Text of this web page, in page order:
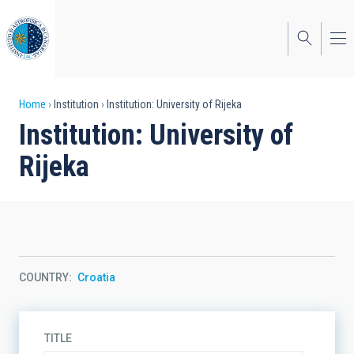
to
main
content
Breadcrumb
Home Institution Institution: University of Rijeka
Institution: University of
Rijeka
COUNTRY Croatia
TITLE